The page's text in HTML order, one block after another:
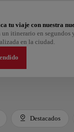
San Sebastián
y marca con el
más ideas? Obtén
de tu viaje: en sólo
tu viaje con nuestra
un itinerario en segundos
en la ciudad.
Destacados